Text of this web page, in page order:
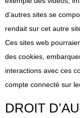
d’autres sites se
rendait sur cet autre
Ces sites web
des cookies,
interactions avec ces
compte connecté sur
DROIT